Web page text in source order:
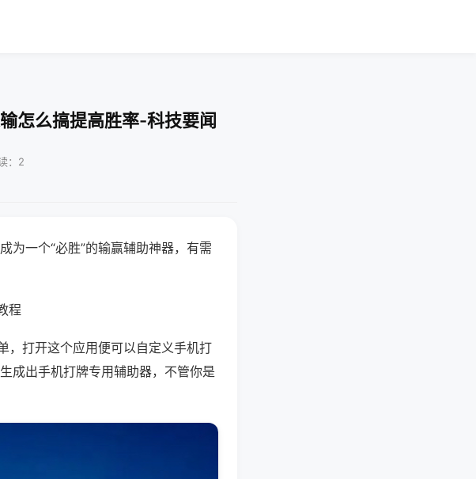
怎么搞提高胜率-科技要闻
：2
为一个“必胜”的输赢辅助神器，有需
程
，打开这个应用便可以自定义手机打
成出手机打牌专用辅助器，不管你是